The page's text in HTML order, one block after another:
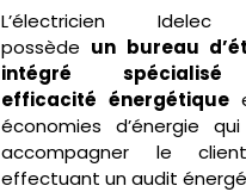
L’électricien Idelec
possède un bureau
intégré
efficacité énergétique
économies d’énergie
accompagner le
effectuant un audit